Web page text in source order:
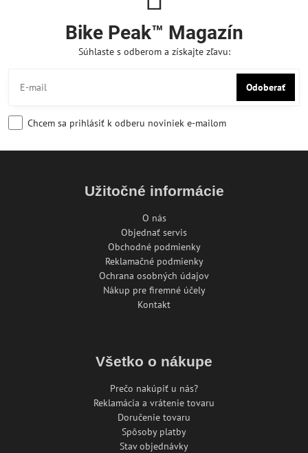
Bike Peak™ Magazín
Súhlaste s odberom a získajte zľavu:
Odoberať
Chcem sa prihlásiť k odberu noviniek e-mailom
Užitočné informácie
O nás
Objednať servis
Obchodné podmienky
Reklamačné podmienky
Ochrana osobných údajov
Nákup pre firemné účely
Kontakt
Všetko o nákupe
Prečo nakúpiť u nás?
Reklamácia a vrátenie tovaru
Doručenie tovaru
Spôsoby platby
Stav objednávky